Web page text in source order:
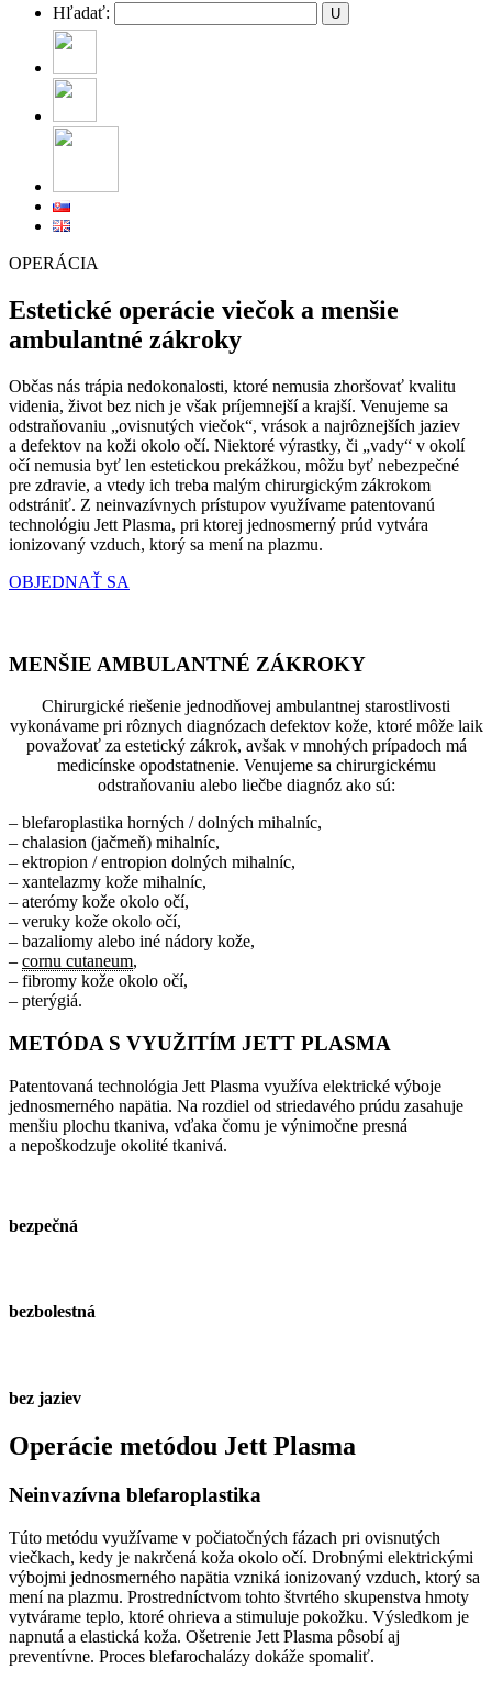
Hľadať:
OPERÁCIA
Estetické operácie viečok a menšie
ambulantné zákroky
Občas nás trápia nedokonalosti, ktoré nemusia zhoršovať kvalitu
videnia, život bez nich je však príjemnejší a krajší. Venujeme sa
odstraňovaniu „ovisnutých viečok“, vrások a najrôznejších jaziev
a defektov na koži okolo očí. Niektoré výrastky, či „vady“ v okolí
očí nemusia byť len estetickou prekážkou, môžu byť nebezpečné
pre zdravie, a vtedy ich treba malým chirurgickým zákrokom
odstrániť. Z neinvazívnych prístupov využívame patentovanú
technológiu Jett Plasma, pri ktorej jednosmerný prúd vytvára
ionizovaný vzduch, ktorý sa mení na plazmu.
OBJEDNAŤ SA
MENŠIE AMBULANTNÉ ZÁKROKY
Chirurgické riešenie jednodňovej ambulantnej starostlivosti
vykonávame pri rôznych diagnózach defektov kože, ktoré môže laik
považovať za estetický zákrok, avšak v mnohých prípadoch má
medicínske opodstatnenie. Venujeme sa chirurgickému
odstraňovaniu alebo liečbe diagnóz ako sú:
– blefaroplastika horných / dolných mihalníc,
– chalasion (jačmeň) mihalníc,
– ektropion / entropion dolných mihalníc,
– xantelazmy kože mihalníc,
– aterómy kože okolo očí,
– veruky kože okolo očí,
– bazaliomy alebo iné nádory kože,
– cornu cutaneum,
– fibromy kože okolo očí,
– pterýgiá.
METÓDA S VYUŽITÍM JETT PLASMA
Patentovaná technológia Jett Plasma využíva elektrické výboje
jednosmerného napätia. Na rozdiel od striedavého prúdu zasahuje
menšiu plochu tkaniva, vďaka čomu je výnimočne presná
a nepoškodzuje okolité tkanivá.
bezpečná
bezbolestná
bez jaziev
Operácie metódou Jett Plasma
Neinvazívna blefaroplastika
Túto metódu využívame v počiatočných fázach pri ovisnutých
viečkach, kedy je nakrčená koža okolo očí. Drobnými elektrickými
výbojmi jednosmerného napätia vzniká ionizovaný vzduch, ktorý sa
mení na plazmu. Prostredníctvom tohto štvrtého skupenstva hmoty
vytvárame teplo, ktoré ohrieva a stimuluje pokožku. Výsledkom je
napnutá a elastická koža. Ošetrenie Jett Plasma pôsobí aj
preventívne. Proces blefarochalázy dokáže spomaliť.